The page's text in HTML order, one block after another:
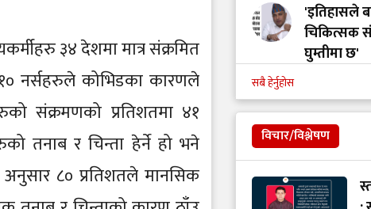
३४ देशमा मात्र संक्रमित
नर्सहरुले कोभिडका कारणले
संक्रमणको प्रतिशतमा ४१
तनाब र चिन्ता हेर्ने हो भने
अनुसार ८० प्रतिशतले मानसिक
'इतिहासले
चिकित्सक
घुम्तीमा छ'
‘टिम मंगल'
मेडिकल
'हरेक टाउको
यी
सबै हेर्नुहोस
विचार/विश्लेषण